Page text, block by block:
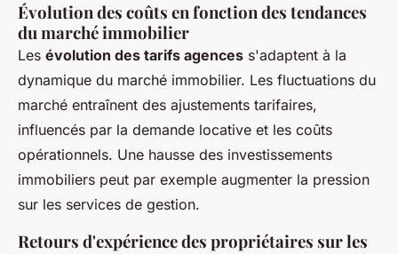
Évolution des coûts en fonction des tendances
du marché immobilier
Les évolution des tarifs agences s'adaptent à la
dynamique du marché immobilier. Les fluctuations du
marché entraînent des ajustements tarifaires,
influencés par la demande locative et les coûts
opérationnels. Une hausse des investissements
immobiliers peut par exemple augmenter la pression
sur les services de gestion.
Retours d'expérience des propriétaires sur les